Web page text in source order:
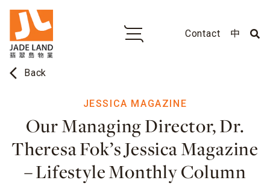
Contact 中
arrow_back_ios Back
JESSICA MAGAZINE
Our Managing Director, Dr.
Theresa Fok’s Jessica Magazine
– Lifestyle Monthly Column